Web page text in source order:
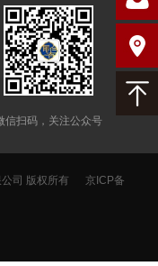
信扫码，关注公众号
公司 版权所有 京ICP备